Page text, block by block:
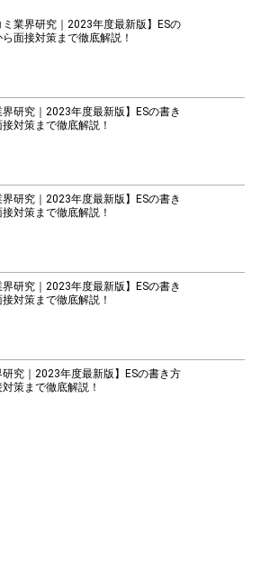
ミ業界研究｜2023年度最新版】ESの
面接対策まで徹底解説！
界研究｜2023年度最新版】ESの書き
対策まで徹底解説！
界研究｜2023年度最新版】ESの書き
対策まで徹底解説！
界研究｜2023年度最新版】ESの書き
対策まで徹底解説！
研究｜2023年度最新版】ESの書き方
策まで徹底解説！